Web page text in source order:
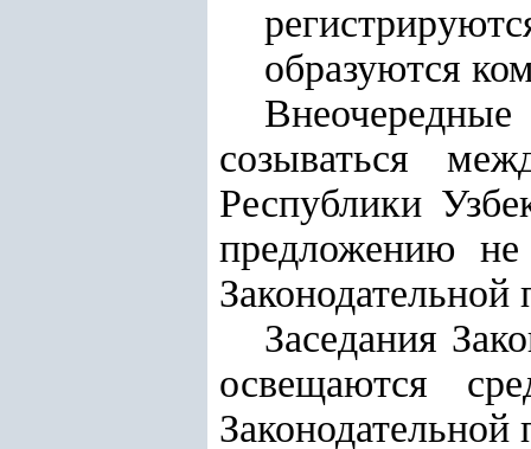
образуются
созываться
Республики
предложению
Законодательной
Заседания
освещаются